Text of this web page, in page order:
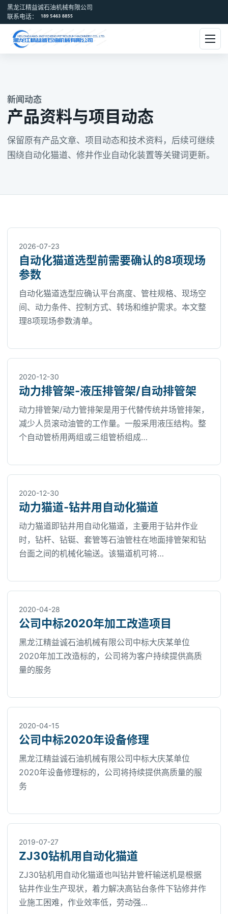
黑龙江精益诚石油机械有限公司
联系电话：
新闻动态
产品资料与项目动态
保留原有产品文章、项目动态和技术资料，后续可继续
围绕自动化猫道、修井作业自动化装置等关键词更新。
2026-07-23
自动化猫道选型前需要确认的8项现场
参数
自动化猫道选型应确认平台高度、管柱规格、现场空
间、动力条件、控制方式、转场和维护需求。本文整
理8项现场参数清单。
2020-12-30
动力排管架-液压排管架/自动排管架
动力排管架/动力管排架是用于代替传统井场管排架，
减少人员滚动油管的工作量。一般采用液压结构。整
个自动管桥用两组或三组管桥组成…
2020-12-30
动力猫道-钻井用自动化猫道
动力猫道即钻井用自动化猫道，主要用于钻井作业
时，钻杆、钻铤、套管等石油管柱在地面排管架和钻
台面之间的机械化输送。该猫道机可将…
2020-04-28
公司中标2020年加工改造项目
黑龙江精益诚石油机械有限公司中标大庆某单位
2020年加工改造标的，公司将为客户持续提供高质
量的服务
2020-04-15
公司中标2020年设备修理
黑龙江精益诚石油机械有限公司中标大庆某单位
2020年设备修理标的，公司将持续提供高质量的服
务
2019-07-27
ZJ30钻机用自动化猫道
ZJ30钻机用自动化猫道也叫钻井管杆输送机是根据
钻井作业生产现状，着力解决高钻台条件下钻修井作
业施工困难，作业效率低，劳动强…